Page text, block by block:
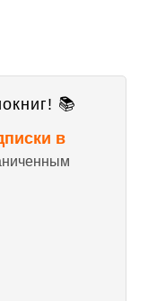
📚
в